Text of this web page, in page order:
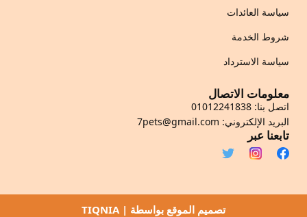
سياسة العائدات
شروط الخدمة
سياسة الاسترداد
معلومات الاتصال
اتصل بنا: 01012241838
البريد الإلكتروني: 7pets@gmail.com
تابعنا عبر
تصميم الموقع بواسطة | TIQNIA